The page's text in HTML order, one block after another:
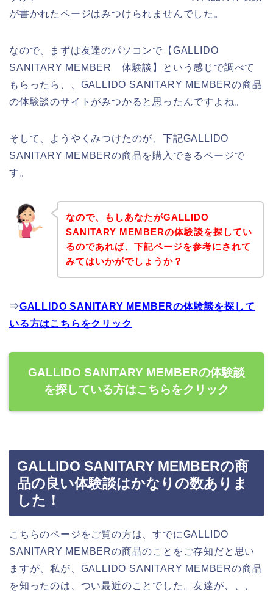
が書かれたページはみつけられませんでした。
なので、まずは友達のパソコンで【GALLIDO
SANITARY MEMBER 体験談】という感じで調べて
もらったら、、GALLIDO SANITARY MEMBERの商品
の体験談のサイトがみつかると思ったんですよね。
そして、ようやくみつけたのが、下記GALLIDO
SANITARY MEMBERの商品を購入できるページで
す。
なので、もしあなたがGALLIDO
SANITARY MEMBERの体験談を探してい
るのであれば、下記ページを参考にされて
みてはいかがでしょうか？
⇒GALLIDO SANITARY MEMBERの体験談を探して
いる方はこちらをクリック
GALLIDO SANITARY MEMBERの体験談
を探している方はこちらをクリック
GALLIDO SANITARY MEMBERの商
品の良い体験談はかなりの数ありま
した！
こちらのページをご覧の方は、すでにGALLIDO
SANITARY MEMBERの商品のことをご存知だと思い
ますが、私が、GALLIDO SANITARY MEMBERの商品
を知ったのは、つい最近のことでした。友達が、、、